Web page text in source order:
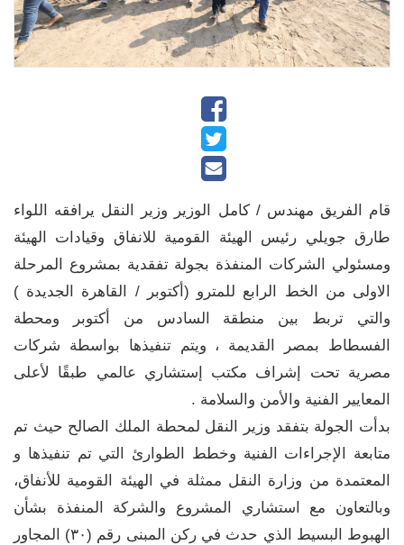
قام الفريق مهندس / كامل الوزير وزير النقل يرافقه اللواء
طارق جويلي رئيس الهيئة القومية للانفاق وقيادات الهيئة
ومسئولي الشركات المنفذة بجولة تفقدية بمشروع المرحلة
الاولى من الخط الرابع للمترو (أكتوبر / القاهرة الجديدة )
والتي تربط بين منطقة السادس من أكتوبر ومحطة
الفسطاط بمصر القديمة ، ويتم تنفيذها بواسطة شركات
مصرية تحت إشراف مكتب إستشاري عالمي طبقًا لأعلى
المعايير الفنية والأمن والسلامة .
بدأت الجولة بتفقد وزير النقل لمحطة الملك الصالح حيث تم
متابعة الإجراءات الفنية وخطط الطوارئ التي تم تنفيذها و
المعتمدة من وزارة النقل ممثلة في الهيئة القومية للأنفاق،
وبالتعاون مع استشاري المشروع والشركة المنفذة بشأن
الهبوط البسيط الذي حدث في ركن المبنى رقم (٣٠) المجاور